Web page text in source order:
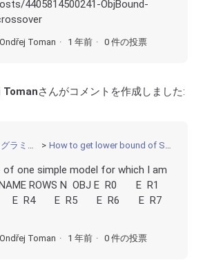
4405814500241-ObjBound-
Ondřej Toman 1 年前 0 件の投票
Tomanさんがコメントを作成しました:
ミング How to get lower bound of SOCP?
of one simple model for which I am
ROWS N OBJ E R0 E R1
E R4 E R5 E R6 E R7
Ondřej Toman 1 年前 0 件の投票